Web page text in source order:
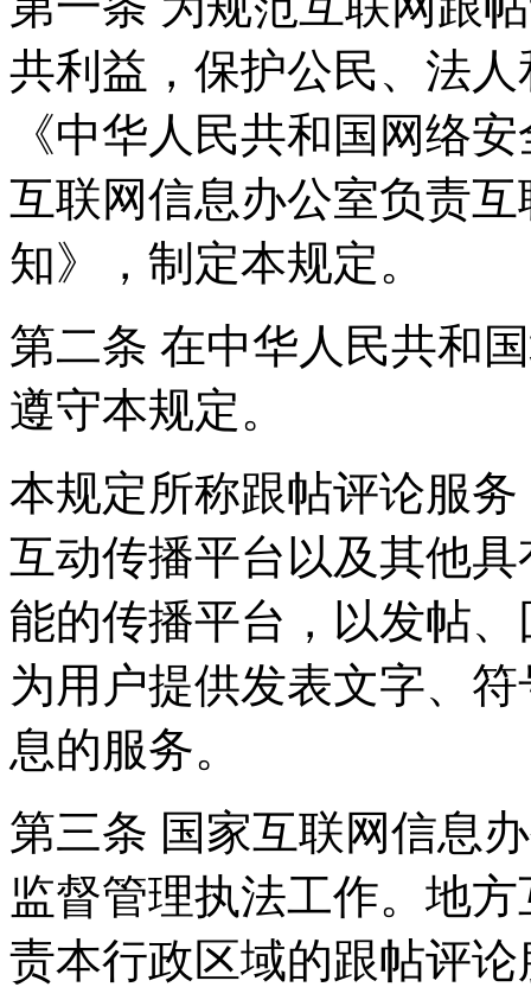
共利益，保护公民、法
《中华人民共和国网络
互联网信息办公室负责
知》，制定本规定。
第二条 在中华人民共和
遵守本规定。
本规定所称跟帖评论服
互动传播平台以及其他
能的传播平台，以发帖
为用户提供发表文字、
息的服务。
第三条 国家互联网信息
监督管理执法工作。地
责本行政区域的跟帖评